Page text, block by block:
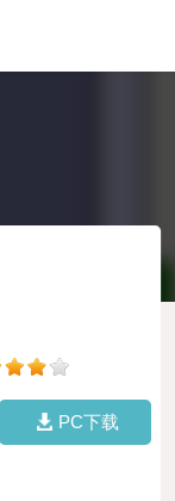
PC下载